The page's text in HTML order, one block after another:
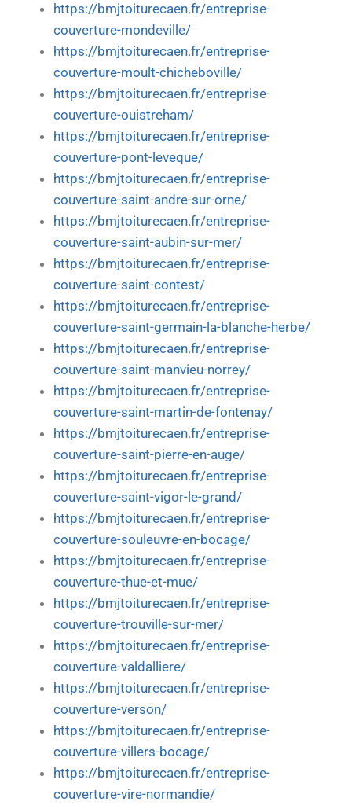
https://bmjtoiturecaen.fr/entreprise-
couverture-mondeville/
https://bmjtoiturecaen.fr/entreprise-
couverture-moult-chicheboville/
https://bmjtoiturecaen.fr/entreprise-
couverture-ouistreham/
https://bmjtoiturecaen.fr/entreprise-
couverture-pont-leveque/
https://bmjtoiturecaen.fr/entreprise-
couverture-saint-andre-sur-orne/
https://bmjtoiturecaen.fr/entreprise-
couverture-saint-aubin-sur-mer/
https://bmjtoiturecaen.fr/entreprise-
couverture-saint-contest/
https://bmjtoiturecaen.fr/entreprise-
couverture-saint-germain-la-blanche-herbe/
https://bmjtoiturecaen.fr/entreprise-
couverture-saint-manvieu-norrey/
https://bmjtoiturecaen.fr/entreprise-
couverture-saint-martin-de-fontenay/
https://bmjtoiturecaen.fr/entreprise-
couverture-saint-pierre-en-auge/
https://bmjtoiturecaen.fr/entreprise-
couverture-saint-vigor-le-grand/
https://bmjtoiturecaen.fr/entreprise-
couverture-souleuvre-en-bocage/
https://bmjtoiturecaen.fr/entreprise-
couverture-thue-et-mue/
https://bmjtoiturecaen.fr/entreprise-
couverture-trouville-sur-mer/
https://bmjtoiturecaen.fr/entreprise-
couverture-valdalliere/
https://bmjtoiturecaen.fr/entreprise-
couverture-verson/
https://bmjtoiturecaen.fr/entreprise-
couverture-villers-bocage/
https://bmjtoiturecaen.fr/entreprise-
couverture-vire-normandie/